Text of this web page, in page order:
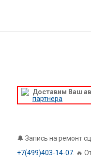
Доставим Ваш
партнера
🔔 Запись на ремонт
+7(499)403-14-07 . 🔥